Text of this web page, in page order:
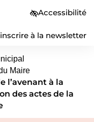
à la newsletter
onglet) Accessibilité
Maire
l’avenant à la
des actes de la